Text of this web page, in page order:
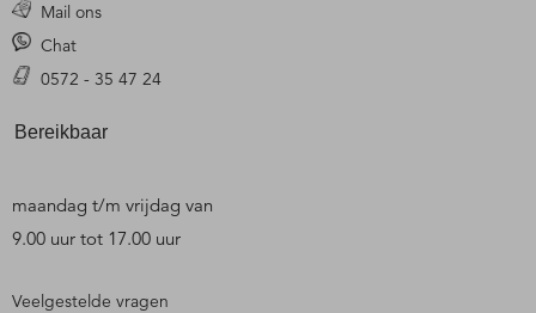
Mail ons
Chat
0572 - 35 47 24
Bereikbaar
maandag t/m vrijdag van
9.00 uur tot 17.00 uur
Veelgestelde vragen